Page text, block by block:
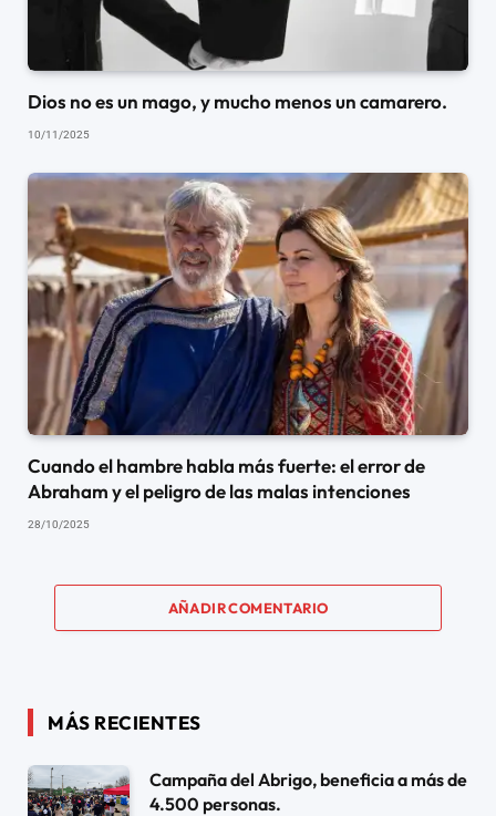
Dios no es un mago, y mucho menos un camarero.
10/11/2025
Cuando el hambre habla más fuerte: el error de
Abraham y el peligro de las malas intenciones
28/10/2025
AÑADIR COMENTARIO
MÁS RECIENTES
Campaña del Abrigo, beneficia a más de
4.500 personas.